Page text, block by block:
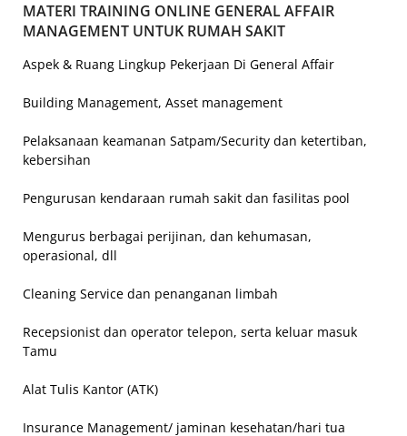
MATERI TRAINING ONLINE GENERAL AFFAIR
MANAGEMENT UNTUK RUMAH SAKIT
Aspek & Ruang Lingkup Pekerjaan Di General Affair
Building Management, Asset management
Pelaksanaan keamanan Satpam/Security dan ketertiban,
kebersihan
Pengurusan kendaraan rumah sakit dan fasilitas pool
Mengurus berbagai perijinan, dan kehumasan,
operasional, dll
Cleaning Service dan penanganan limbah
Recepsionist dan operator telepon, serta keluar masuk
Tamu
Alat Tulis Kantor (ATK)
Insurance Management/ jaminan kesehatan/hari tua